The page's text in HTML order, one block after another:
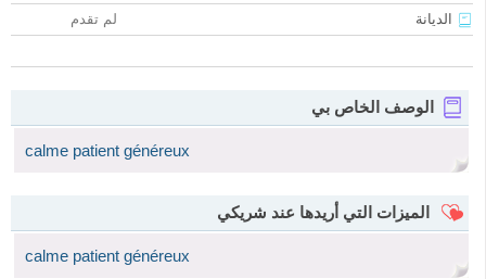
الديانة
لم تقدم
الوصف الخاص بي
calme patient généreux
الميزات التي أريدها عند شريكي
calme patient généreux